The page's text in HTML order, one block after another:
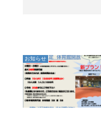
お知らせ